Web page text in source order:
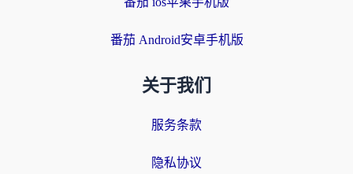
番茄 Android安卓手机版
关于我们
服务条款
隐私协议